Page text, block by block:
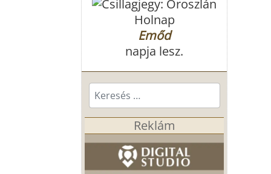
Holnap
Emőd
napja lesz.
Keresés...
Reklám